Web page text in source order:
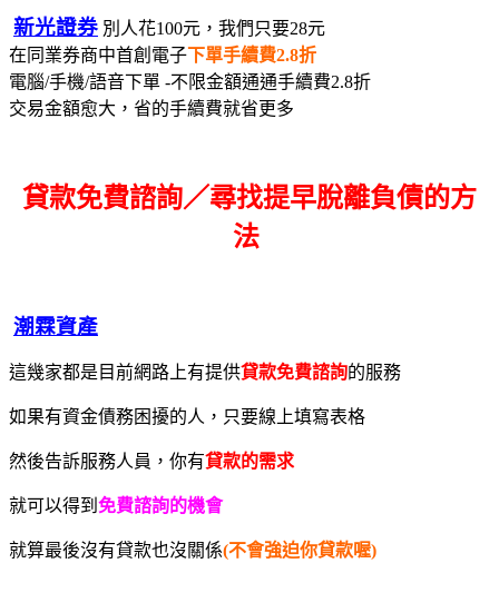
新光證券 別人花100元，我們只要28元
在同業券商中首創電子下單手續費2.8折
電腦/手機/語音下單 -不限金額通通手續費2.8折
交易金額愈大，省的手續費就省更多
貸款免費諮詢／尋找提早脫離負債的方
法
潮霖資產
這幾家都是目前網路上有提供貸款免費諮詢的服務
如果有資金債務困擾的人，只要線上填寫表格
然後告訴服務人員，你有貸款的需求
就可以得到 免費諮詢的機會
就算最後沒有貸款也沒關係(不會強迫你貸款喔)